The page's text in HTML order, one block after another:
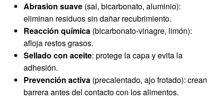
Abrasion suave (sal, bicarbonato, aluminio):
eliminan residuos sin dañar recubrimiento.
Reacción química (bicarbonato-vinagre, limón):
afloja restos grasos.
Sellado con aceite: protege la capa y evita la
adhesión.
Prevención activa (precalentado, ajo frotado): crean
barrera antes del contacto con los alimentos.